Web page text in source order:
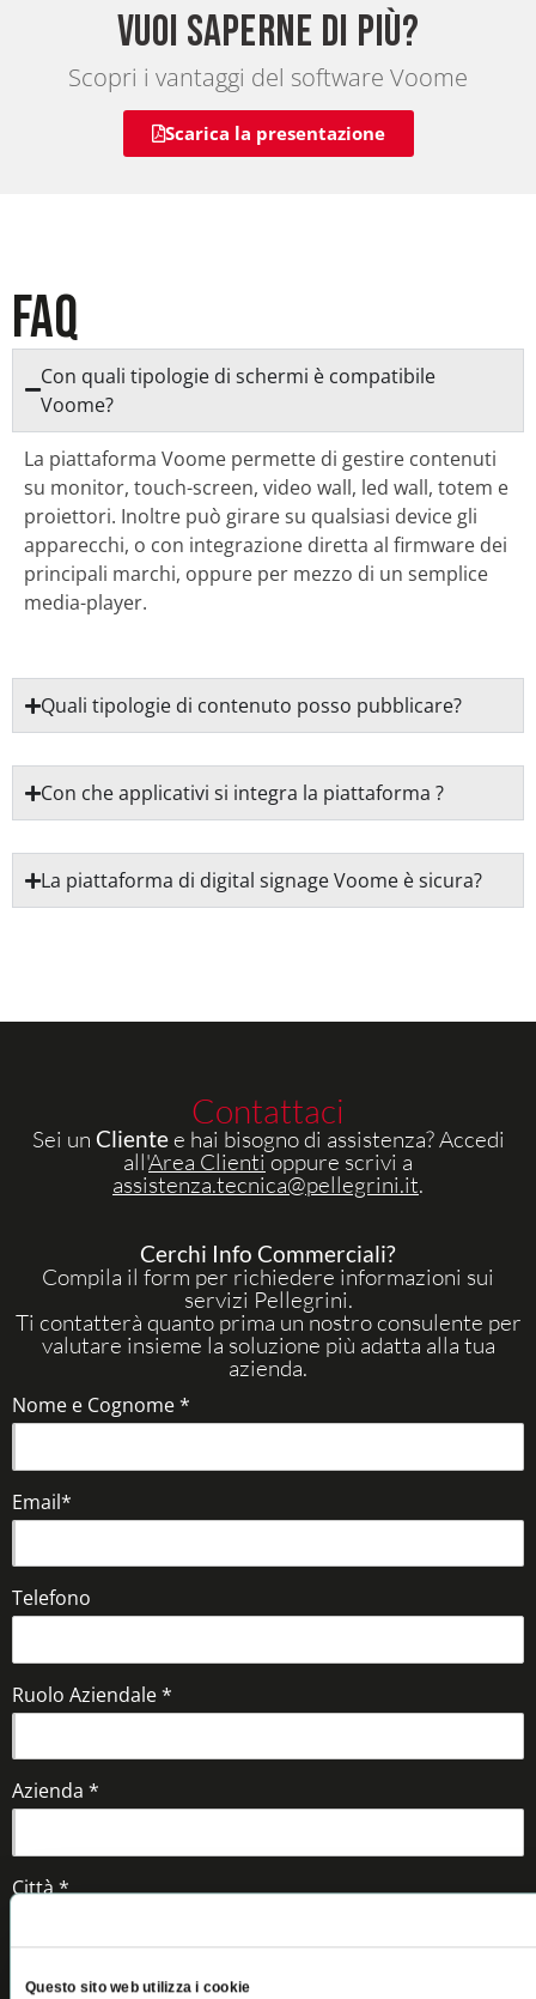
Questo sito web utilizza i cookie
Vuoi saperne di più?
Scopri i vantaggi del software Voome
Scarica la presentazione
FAQ
Con quali tipologie di schermi è compatibile
Voome?
La piattaforma Voome permette di gestire contenuti
su monitor, touch-screen, video wall, led wall, totem e
proiettori. Inoltre può girare su qualsiasi device gli
apparecchi, o con integrazione diretta al firmware dei
principali marchi, oppure per mezzo di un semplice
media-player.
Quali tipologie di contenuto posso pubblicare?
Con che applicativi si integra la piattaforma ?
La piattaforma di digital signage Voome è sicura?
Contattaci
Sei un Clientee hai bisogno di assistenza? Accedi
all'Area Clientioppure scrivi a
assistenza.tecnica@pellegrini.it.
Cerchi Info Commerciali?
Compila il form per richiedere informazioni sui
servizi Pellegrini.
Ti contatterà quanto prima un nostro consulente per
valutare insieme la soluzione più adatta alla tua
azienda.
Nome e Cognome *
Email*
Telefono
Ruolo Aziendale *
Azienda *
Città *
Come conosce Pellegrini? *